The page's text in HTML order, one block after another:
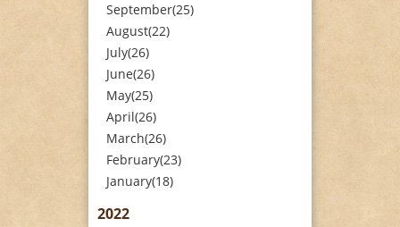
September(25)
August(22)
July(26)
June(26)
May(25)
April(26)
March(26)
February(23)
January(18)
2022